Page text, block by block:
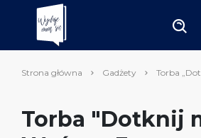
Strona główna Gadżety Torba
Torba "Dotknij